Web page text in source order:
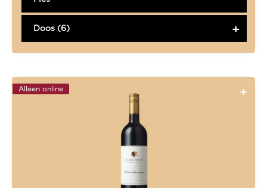
Doos (6)
Alleen online